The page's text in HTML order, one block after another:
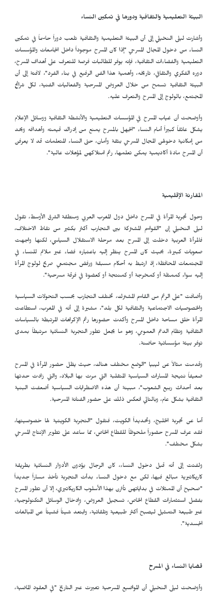
البيئة التعليمية والثقافية ودورها في تمكين النساء
وأشارت ليلى النخيلي إلى أن البيئة التعليمية والثقافية تلعب دوراً حاسماً في تمكين
النساء من دخول المجال المسرحي "إذا كان المسرح موجوداً داخل الجامعات والمؤسسات
التعليمية والفضاءات الثقافية، فإنه يوفر للطالبات فرصة للتعرف على أهداف المسرح،
دوره الفكري والثقافي، تاريخه، وأهمية هذا الفن الرفيع في بناء الفرد"، لافتة إلى أن
البيئة الثقافية تسمح من خلال العروض المسرحية والفعاليات الفنية، لكل شرائح
المجتمع، بالولوج إلى المسرح والتعرف عليه.
وأوضحت أن غياب المسرح في المؤسسات التعليمية والأنشطة الثقافية ووسائل الإعلام
يشكل عائقاً كبيراً أمام النساء "الجهل بالمسرح يمنع من إدراك قيمته وأهدافه ويحد
من إمكانية دخولهن المجال المسرحي بثقة وأمان، حتى النساء المتعلمات قد لا يعرفن
أن المسرح مادة أكاديمية يمكن تعلمها، رغم امتلاكهن لمؤهلات عالية".
المقارنة الإقليمية
وحول تجربة المرأة في المسرح داخل دول المغرب العربي ومنطقة الشرق الأوسط، تقول
ليلى النخيلي إن "القواسم المشتركة بين التجارب أكثر بكثير من نقاط الاختلاف،
فالمرأة العربية دخلت إلى المسرح بعد مرحلة الاستقلال السياسي، لكنها واجهت
صعوبات كبيرة، بحيث كان المسرح ينظر إليه باعتباره فضاء غير ملائم للنساء في
المجتمعات المحافظة، إذ ارتبط به أحكام مسبقة ورفض مجتمعي صريح لولوج المرأة
إليه سواء كممثلة أو كمخرجة أو كمنتجة أو كعضوة في فرقة مسرحية".
وأضافت "على الرغم من القاسم المشترك، تختلف التجارب بحسب التحولات السياسية
والخصوصيات الاجتماعية والثقافية لكل بلد"، مشيرة إلى أنه في المغرب، استطاعت
المرأة خلق مساحة داخل المسرح وأكدت حضورها رغم الإكراهات المرتبطة بالسياسات
الثقافية ونظام الدعم العمومي، وهو ما يجعل تطور التجربة النسائية مرتبطاً بمدى
توفر بيئة مؤسساتية حاضنة.
وقدمت مثالاً عن ليبيا "الوضع مختلف هناك، حيث يظل حضور المرأة في المسرح
ضعيفاً نتيجة المسارات السياسية المتقلبة التي مرت بها البلاد، والتي زادت حدتها
بعد أحداث ربيع الشعوب"، مبينة أن هذه الاضطرابات السياسية أضعفت البنية
الثقافية بشكل عام، وبالتالي انعكس ذلك على حضور الفنانة المسرحية.
أما عن تجربة الخليج، وتحديداً الكويت، فتقول "التجربة الكويتية لها خصوصيتها،
فقد عرف المسرح حضوراً ملحوظاً للقطاع الخاص، مما ساعد على تطوير الإنتاج المسرحي
بشكل مختلف".
ولفتت إلى أنه قبل دخول النساء، كان الرجال يؤدون الأدوار النسائية بطريقة
كاريكاتيرية مبالغ فيها، لكن مع دخول النساء بدأت التجربة تأخذ مساراً جديداً
"صحيح أن الممثلات في بداياتهن تأثرن بهذا الأسلوب الكاريكاتيري، إلا أن تطور المسرح
بفضل استثمارات القطاع الخاص، تسجيل العروض، وإدخال الوسائل التكنولوجية،
غير طبيعة التمثيل ليصبح أكثر طبيعية وتلقائية، وابتعد شيئاً فشيئاً عن المبالغات
الجسدية".
قضايا النساء في المسرح
وأوضحت ليلى النخيلي أن المواضيع المسرحية تغيرت عبر التاريخ "في العقود الماضية،